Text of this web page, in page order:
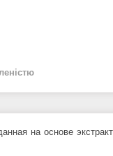
на основе